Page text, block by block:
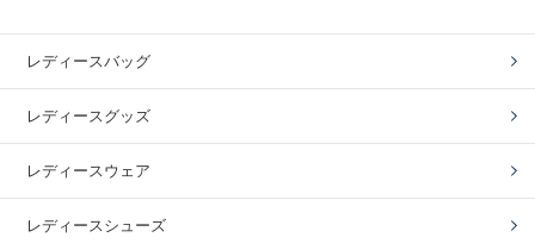
レディースバッグ
レディースグッズ
レディースウェア
レディースシューズ